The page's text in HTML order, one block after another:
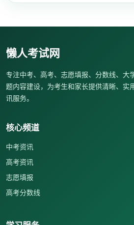
懒人考试网
专注中考、高考、志愿填报、分数线、大
题内容建设，为考生和家长提供清晰、实
讯服务。
核心频道
中考资讯
高考资讯
志愿填报
高考分数线